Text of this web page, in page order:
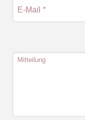
E-Mail *
Mitteilung